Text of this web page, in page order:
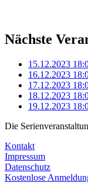
Nächste
15.12.2023
16.12.2023
17.12.2023
18.12.2023
19.12.2023
Die
Kontakt
Impressum
Datenschutz
Kostenlose